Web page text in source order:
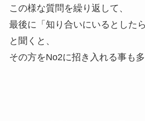
この様な質問を繰り返して、
最後に「知り合いにいるとした
と聞くと、
その方をNo2に招き入れる事も多